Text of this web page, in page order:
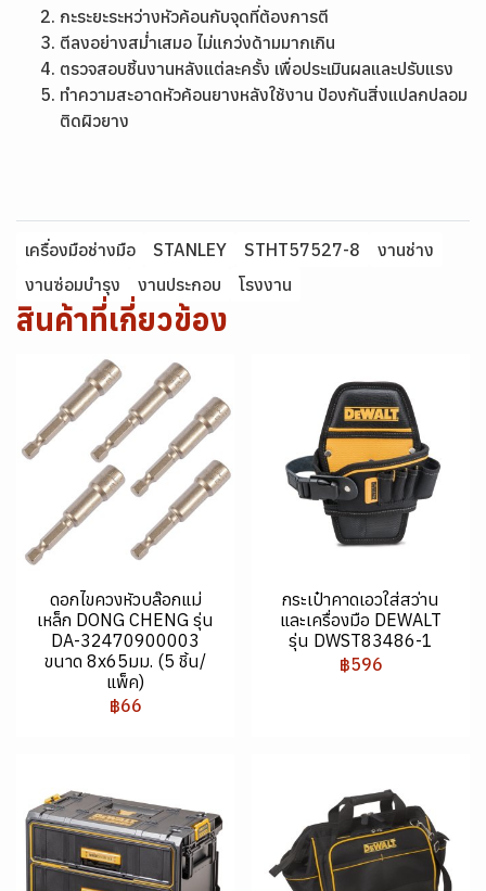
กะระยะระหว่างหัวค้อนกับจุดที่ต้องการตี
ตีลงอย่างสม่ำเสมอ ไม่แกว่งด้ามมากเกิน
ตรวจสอบชิ้นงานหลังแต่ละครั้ง เพื่อประเมินผลและปรับแรง
ทำความสะอาดหัวค้อนยางหลังใช้งาน ป้องกันสิ่งแปลกปลอม
ติดผิวยาง
เครื่องมือช่างมือ STANLEY STHT57527-8
งานช่าง
งานซ่อมบำรุง
งานประกอบ โรงงาน
สินค้าที่เกี่ยวข้อง
ดอกไขควงหัวบล๊อกแม่
เหล็ก DONG CHENG รุ่น
DA-32470900003
ขนาด 8x65มม. (5 ชิ้น/
แพ็ค)
฿66
กระเป๋าคาดเอวใส่สว่าน
และเครื่องมือ DEWALT
รุ่น DWST83486-1
฿596